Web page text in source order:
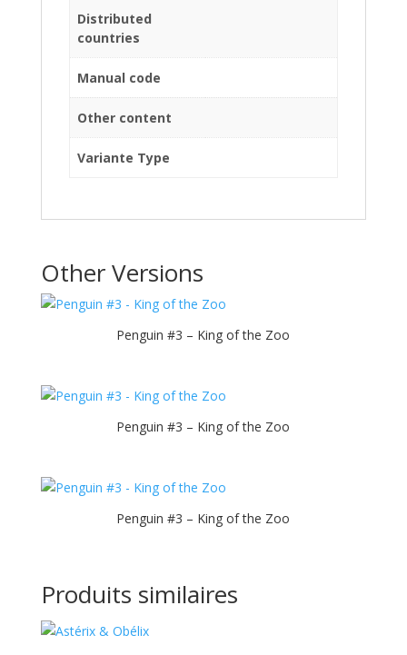
Distributed
countries
Manual code
Other content
Variante Type
Other Versions
Penguin #3 – King of the Zoo
Penguin #3 – King of the Zoo
Penguin #3 – King of the Zoo
Produits similaires